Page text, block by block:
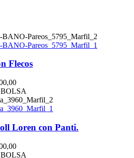
Flecos
Loren con Panti.